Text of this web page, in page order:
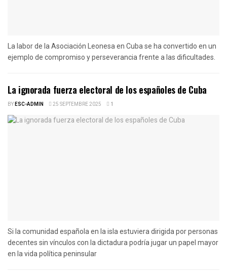
La labor de la Asociación Leonesa en Cuba se ha convertido en un
ejemplo de compromiso y perseverancia frente a las dificultades.
La ignorada fuerza electoral de los españoles de Cuba
BYESC-ADMIN 25 SEPTEMBRE 2025 1
Si la comunidad española en la isla estuviera dirigida por personas
decentes sin vínculos con la dictadura podría jugar un papel mayor
en la vida política peninsular